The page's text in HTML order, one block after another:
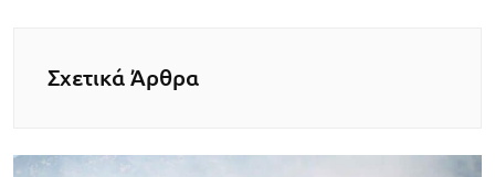
Σχετικά Άρθρα